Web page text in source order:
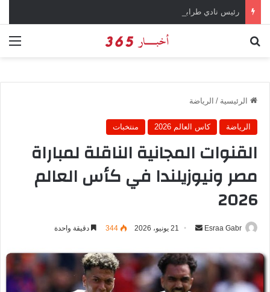
الرئيسية / الرياضة
الرياضة كاس العالم 2026 منتخبات
القنوات المجانية الناقلة لمباراة
مصر ونيوزيلندا في كأس العالم
2026
Esraa Gabr
س
ل
21 يونيو، 2026 344 دقيقة واحدة